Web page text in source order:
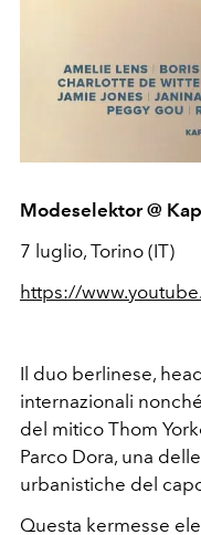
Modeselektor @
7 luglio, Torino (IT)
https://
Il duo berlinese,
internazionali
del mitico Thom
Parco Dora, una
urbanistiche del
Questa kermesse